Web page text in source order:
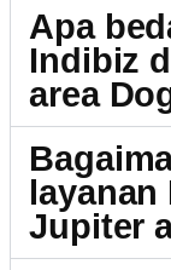
Apa
Indibiz
area
Jupiter